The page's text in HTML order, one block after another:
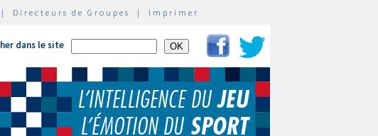
| Directeurs de Groupes | Imprimer
dans le site